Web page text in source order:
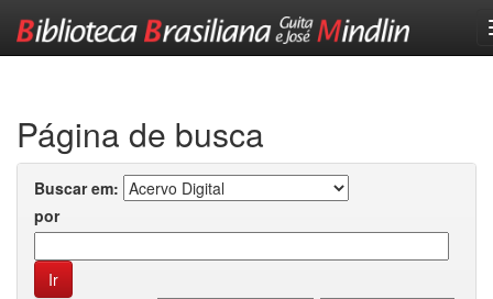
Página de busca
Buscar em:
por